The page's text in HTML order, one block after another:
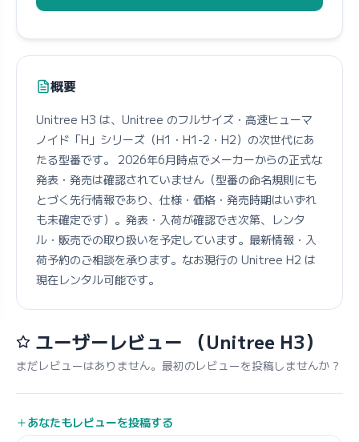
概要
Unitree H3 は、Unitree のフルサイズ・高速ヒューマ
ノイド「H」シリーズ（H1・H1-2・H2）の次世代にあ
たる型番です。 2026年6月時点でメーカーからの正式な
発表・発売は確認されていません（型番の命名規則にも
とづく先行情報であり、仕様・価格・発売時期はいずれ
も未確定です）。発表・入荷が確認でき次第、レンタ
ル・販売での取り扱いを予定しています。最新情報・入
荷予約のご相談を承ります。なお現行の Unitree H2 は
現在レンタル可能です。
ユーザーレビュー （Unitree H3）
まだレビューはありません。最初のレビューを投稿しませんか？
あなたもレビューを投稿する